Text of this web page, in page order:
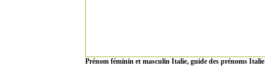
Prénom féminin et masculin Italie, guide des prénoms